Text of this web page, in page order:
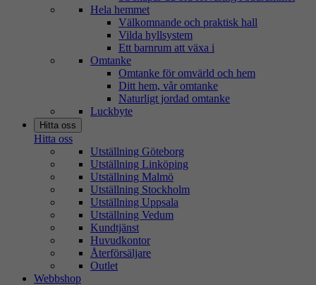
Hela hemmet
Välkomnande och praktisk hall
Vilda hyllsystem
Ett barnrum att växa i
Omtanke
Omtanke för omvärld och hem
Ditt hem, vår omtanke
Naturligt jordad omtanke
Luckbyte
Hitta oss
Hitta oss
Utställning Göteborg
Utställning Linköping
Utställning Malmö
Utställning Stockholm
Utställning Uppsala
Utställning Vedum
Kundtjänst
Huvudkontor
Återförsäljare
Outlet
Webbshop